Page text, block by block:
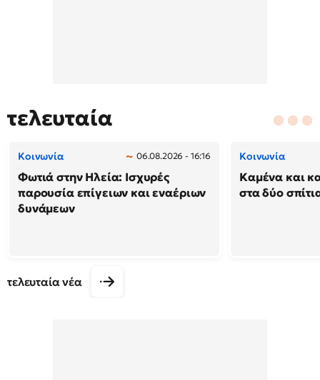
τελευταία
Κοινωνία 06.08.2026 - 16:16
Φωτιά στην Ηλεία: Ισχυρές
παρουσία επίγειων και εναέριων
δυνάμεων
Κοινωνία
Καμένα και
στα δύο
τελευταία νέα